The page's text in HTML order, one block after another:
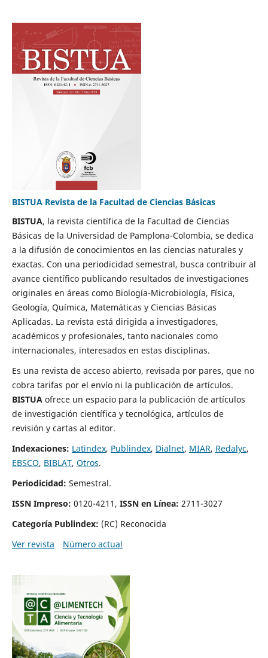
BISTUA Revista de la Facultad de Ciencias Básicas
BISTUA, la revista científica de la Facultad de Ciencias
Básicas de la Universidad de Pamplona-Colombia, se dedica
a la difusión de conocimientos en las ciencias naturales y
exactas. Con una periodicidad semestral, busca contribuir al
avance científico publicando resultados de investigaciones
originales en áreas como Biología-Microbiología, Física,
Geología, Química, Matemáticas y Ciencias Básicas
Aplicadas. La revista está dirigida a investigadores,
académicos y profesionales, tanto nacionales como
internacionales, interesados en estas disciplinas.
Es una revista de acceso abierto, revisada por pares, que no
cobra tarifas por el envío ni la publicación de artículos.
BISTUAofrece un espacio para la publicación de artículos
de investigación científica y tecnológica, artículos de
revisión y cartas al editor.
Indexaciones: Latindex, Publindex, Dialnet, MIAR, Redalyc,
EBSCO, BIBLAT, Otros.
Periodicidad: Semestral.
ISSN Impreso: 0120-4211, ISSN en Línea: 2711-3027
Categoría Publindex: (RC) Reconocida
Ver revista
Número actual